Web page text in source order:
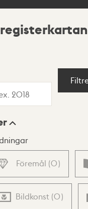
Föremål (0)
Bildkonst (0)